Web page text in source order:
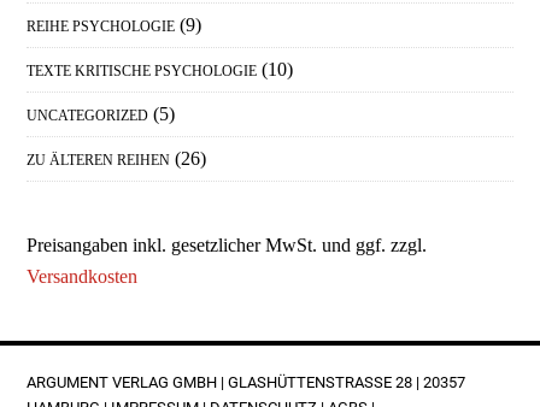
REIHE PSYCHOLOGIE (9)
TEXTE KRITISCHE PSYCHOLOGIE (10)
UNCATEGORIZED (5)
ZU ÄLTEREN REIHEN (26)
Preisangaben inkl. gesetzlicher MwSt. und ggf. zzgl.
Versandkosten
FOOTER
ARGUMENT VERLAG GMBH | GLASHÜTTENSTRASSE 28 | 20357 H